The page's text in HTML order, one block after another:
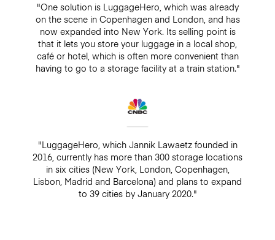
"One solution is LuggageHero, which was already
on the scene in Copenhagen and London, and has
now expanded into New York. Its selling point is
that it lets you store your luggage in a local shop,
café or hotel, which is often more convenient than
having to go to a storage facility at a train station."
"LuggageHero, which Jannik Lawaetz founded in
2016, currently has more than 300 storage locations
in six cities (New York, London, Copenhagen,
Lisbon, Madrid and Barcelona) and plans to expand
to 39 cities by January 2020."